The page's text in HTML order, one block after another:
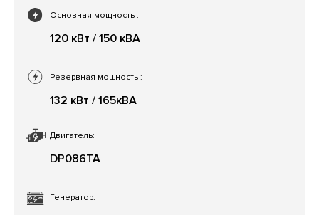
Основная мощность :
120 кВт / 150 кВА
Двигатель:
DP086TA
Резервная мощность :
132 кВт / 165кВА
Генератор: